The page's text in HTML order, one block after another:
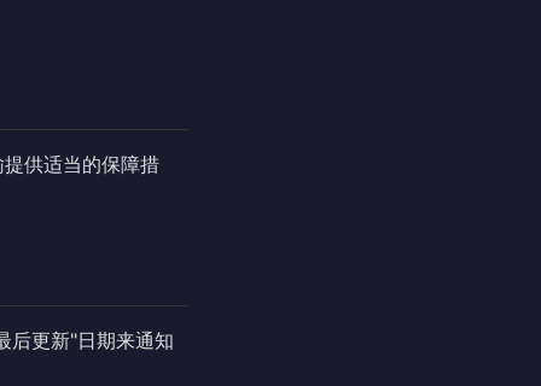
供适当的保障措
后更新"日期来通知